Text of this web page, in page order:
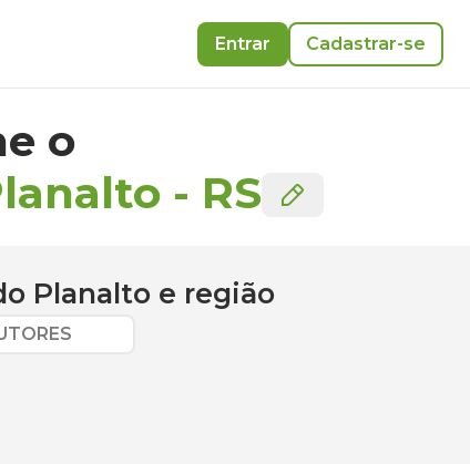
Entrar Cadastrar-se
o
- RS
Planalto e região